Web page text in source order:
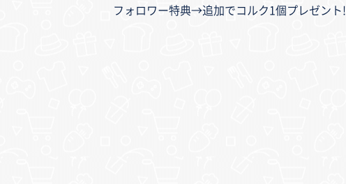
フォロワー特典→追加でコルク1個プレゼント!